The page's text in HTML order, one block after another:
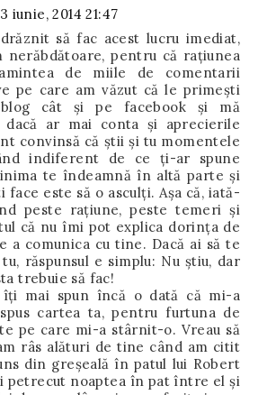
iunie, 2014 21:47
să fac acest lucru imediat,
nerăbdătoare, pentru că raţiunea
de miile de comentarii
pe care am văzut că le primeşti
cât şi pe facebook şi mă
dacă ar mai conta şi aprecierile
convinsă că ştii şi tu momentele
indiferent de ce ţi-ar spune
te îndeamnă în altă parte şi
face este să o asculţi. Aşa că, iată-
peste raţiune, peste temeri şi
că nu îmi pot explica dorinţa de
a comunica cu tine. Dacă ai să te
răspunsul e simplu: Nu ştiu, dar
trebuie să fac!
îţi mai spun încă o dată că mi-a
cartea ta, pentru furtuna de
pe care mi-a stârnit-o. Vreau să
râs alături de tine când am citit
din greșeală în patul lui Robert
petrecut noaptea în pat între el şi